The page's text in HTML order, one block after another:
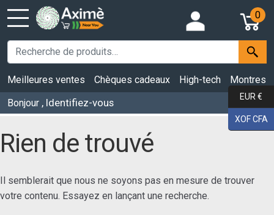
0
Meilleures ventes Chèques cadeaux High-tech
Montres
Bonjour , Identifiez-vous
Rien de trouvé
Il semblerait que nous ne soyons pas en mesure de trouver
votre contenu. Essayez en lançant une recherche.
EUR €
XOF CFA